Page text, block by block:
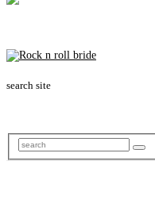
search site